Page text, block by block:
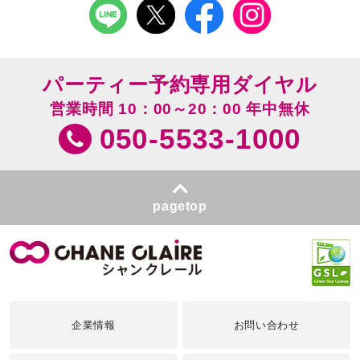
パーティー予約専用ダイヤル
営業時間 10：00～20：00 年中無休
050-5533-1000
pagetop
企業情報 お問い合わせ